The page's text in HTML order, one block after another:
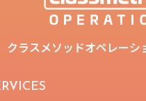
クラスメソッドオペレーシ